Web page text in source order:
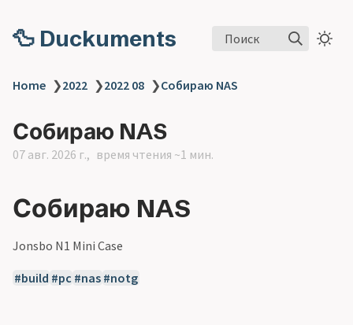
🦆 Duckuments Поиск
Home ❯2022 ❯2022 08 ❯Собираю NAS
Собираю NAS
07 авг. 2026 г. время чтения ~1 мин.
Собираю NAS
Jonsbo N1 Mini Case
build pc nas notg